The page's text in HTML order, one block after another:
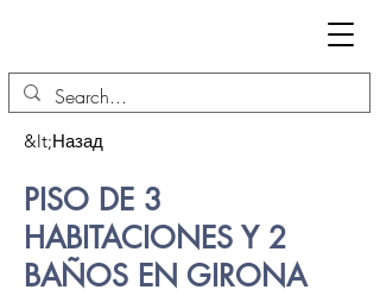
&lt;Назад
PISO DE 3
HABITACIONES Y 2
BAÑOS EN GIRONA